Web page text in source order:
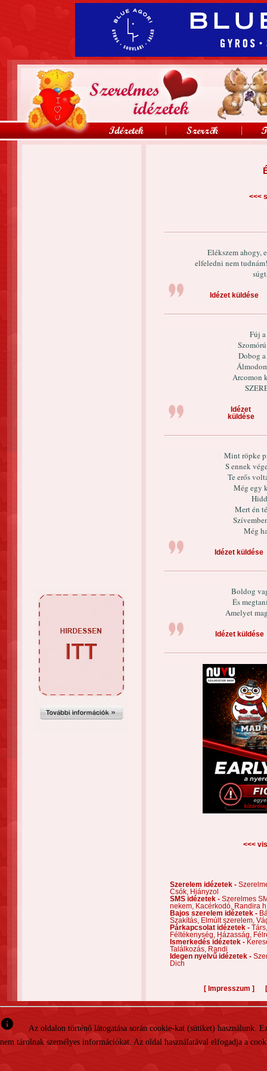
<<<
Elékszem ahogy,
elfeledni nem
Idézet küldése
Fúj
Dobog
Arcomon
Idézet
küldése
Mint röpke
S ennek
Te erős
Még egy
Mert én
Még
Idézet küldése
Boldog
És
Amelyet
Idézet küldése
<<<
Szerelem idézetek -
Csók,
Hiányzol
SMS idézetek - Szerelmes
nekem,
Kacérkodó,
Randira
Bajos szerelem idézetek -
Szakítás,
Elmúlt szerelem,
Párkapcsolat idézetek -
Féltékenység,
Házasság,
Ismerkedés idézetek -
Találkozás,
Randi
Idegen nyelvű idézetek -
Dich
[ Impresszum ]
info
Az oldalon történő látogatása során cookie-kat (sütiket)
nem tárolnak személyes információkat. Az oldal használatával elfogadja a